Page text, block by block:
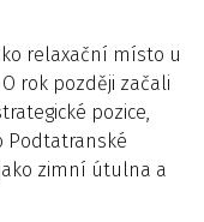
relaxační místo u
rok později začali
pozice,
Podtatranské
zimní útulna a